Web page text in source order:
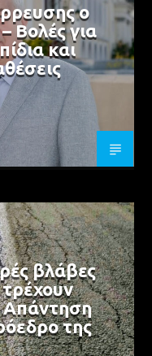
ο
Βολές για
και
βλάβες
Απάντηση
της